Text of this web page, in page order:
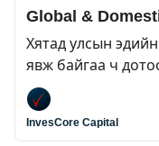
Global &
Хятад улсын
явж байгаа ч
хөрөнгийн
болоогүй байна.
InvesCore Capital